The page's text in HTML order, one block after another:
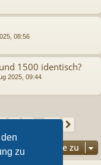
zu
08:56
1500 identisch?
2025, 09:44
Gehe zu